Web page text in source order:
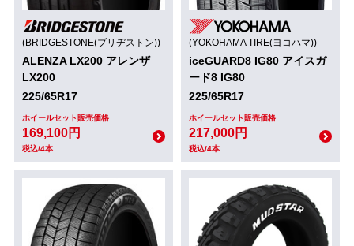
(BRIDGESTONE(ブリヂストン))
ALENZA LX200 アレンザ
LX200
225/65R17
ホイールセット販売価格
169,100円
税込/4本
(YOKOHAMA TIRE(ヨコハマ))
iceGUARD8 IG80 アイスガ
ード8 IG80
225/65R17
ホイールセット販売価格
217,000円
税込/4本